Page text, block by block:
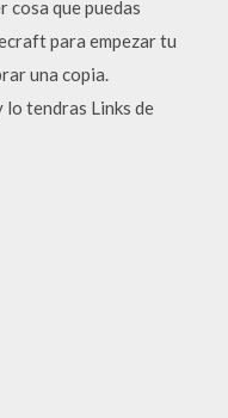
que puedas
para empezar tu
una copia.
tendras Links de